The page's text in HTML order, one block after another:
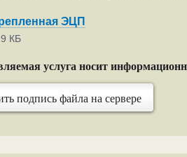
ЭЦП
КБ
услуга носит
подпись файла на сервере